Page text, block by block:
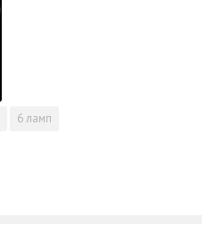
6 ламп